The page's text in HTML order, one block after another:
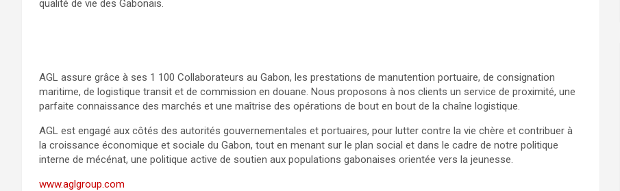
qualité de vie des Gabonais.
AGL assure grâce à ses 1 100 Collaborateurs au Gabon, les prestations de manutention portuaire, de consignation
maritime, de logistique transit et de commission en douane. Nous proposons à nos clients un service de proximité, une
parfaite connaissance des marchés et une maîtrise des opérations de bout en bout de la chaîne logistique.
AGL est engagé aux côtés des autorités gouvernementales et portuaires, pour lutter contre la vie chère et contribuer à
la croissance économique et sociale du Gabon, tout en menant sur le plan social et dans le cadre de notre politique
interne de mécénat, une politique active de soutien aux populations gabonaises orientée vers la jeunesse.
www.aglgroup.com